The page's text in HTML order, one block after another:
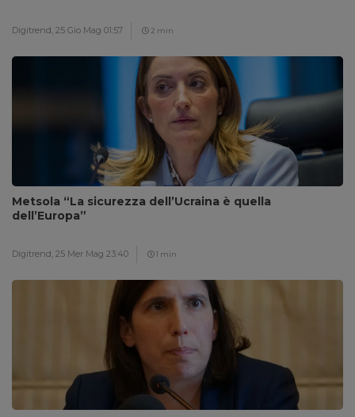
Digitrend, 25 Gio Mag 01:57 2 min
Metsola “La sicurezza dell’Ucraina è quella
dell’Europa”
Digitrend, 25 Mer Mag 23:40 1 min